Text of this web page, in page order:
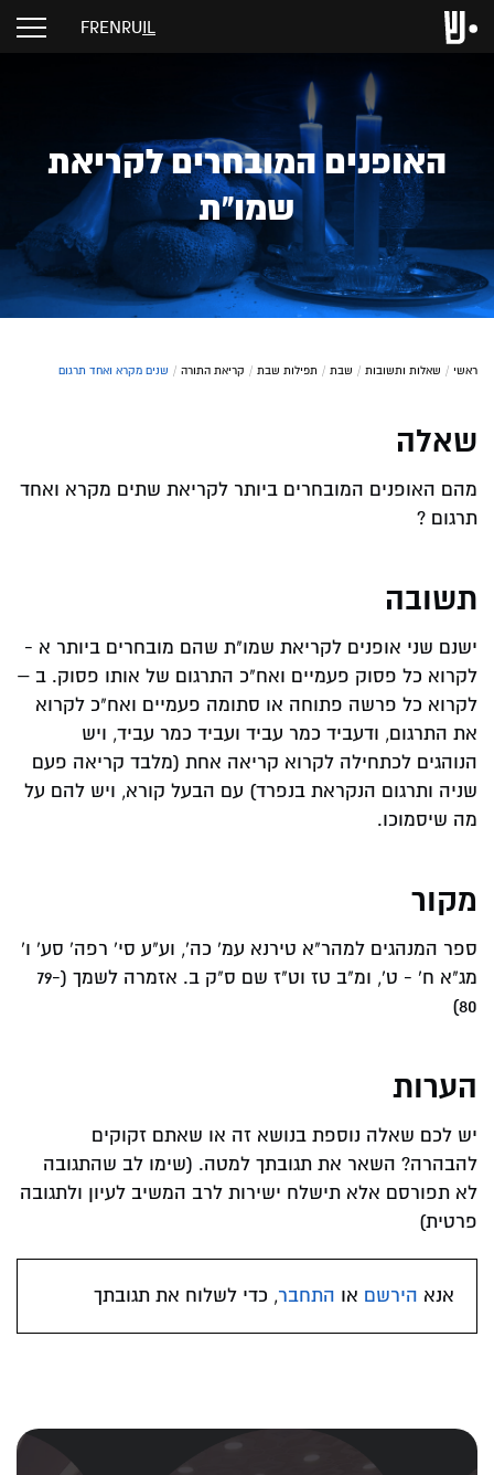
IL
RU
EN
FR
האופנים המובחרים לקריאת
שמו"ת
ראשי / שאלות ותשובות / שבת / תפילות שבת / קריאת התורה / שנים מקרא ואחד תרגום
שאלה
מהם האופנים המובחרים ביותר לקריאת שתים מקרא ואחד
תרגום ?
תשובה
ישנם שני אופנים לקריאת שמו"ת שהם מובחרים ביותר א -
לקרוא כל פסוק פעמיים ואח"כ התרגום של אותו פסוק. ב –
לקרוא כל פרשה פתוחה או סתומה פעמיים ואח"כ לקרוא
את התרגום, ודעביד כמר עביד ועביד כמר עביד, ויש
הנוהגים לכתחילה לקרוא קריאה אחת (מלבד קריאה פעם
שניה ותרגום הנקראת בנפרד) עם הבעל קורא, ויש להם על
מה שיסמוכו.
מקור
ספר המנהגים למהר"א טירנא עמ' כה', וע"ע סי' רפה' סע' ו'
מג"א ח' - ט', ומ"ב טז וט"ז שם ס"ק ב. אזמרה לשמך (79-
80)
הערות
יש לכם שאלה נוספת בנושא זה או שאתם זקוקים
להבהרה? השאר את תגובתך למטה. (שימו לב שהתגובה
לא תפורסם אלא תישלח ישירות לרב המשיב לעיון ולתגובה
פרטית)
אנא הירשם או התחבר, כדי לשלוח את תגובתך